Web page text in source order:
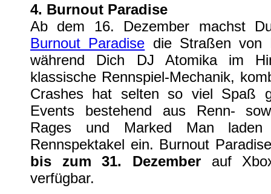
4. Burnout Paradise
Ab dem 16. Dezember machst
Burnout Paradise die Straßen von
während Dich DJ Atomika im
klassische Rennspiel-Mechanik,
Crashes hat selten so viel Spaß
Events bestehend aus Renn-
Rages und Marked Man laden
Rennspektakel ein. Burnout
bis zum 31. Dezember auf
verfügbar.